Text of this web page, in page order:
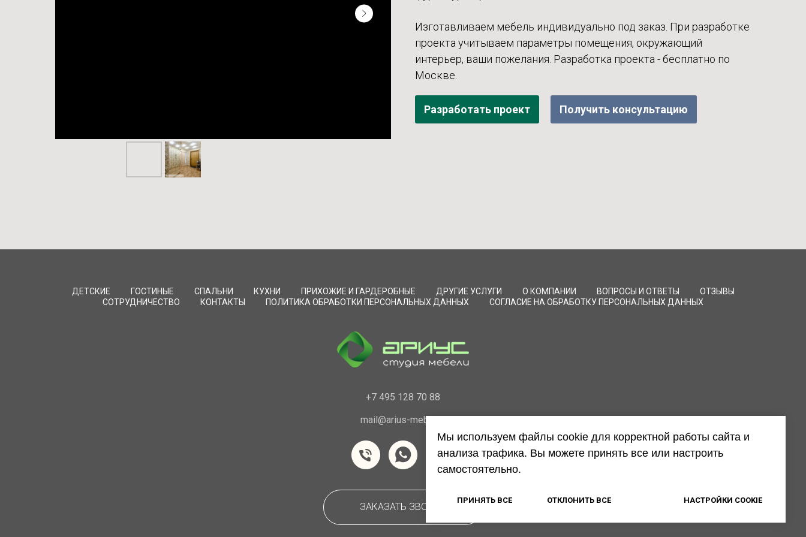
Изготавливаем мебель индивидуально под заказ. При разработке
проекта учитываем параметры помещения, окружающий
интерьер, ваши пожелания. Разработка проекта - бесплатно по
Москве.
Разработать проект Получить консультацию
ДЕТСКИЕ ГОСТИНЫЕ СПАЛЬНИ КУХНИ ПРИХОЖИЕ И ГАРДЕРОБНЫЕ ДРУГИЕ УСЛУГИ О КОМПАНИИ ВОПРОСЫ И ОТВЕТЫ
ОТЗЫВЫ
СОТРУДНИЧЕСТВО
КОНТАКТЫ ПОЛИТИКА ОБРАБОТКИ ПЕРСОНАЛЬНЫХ ДАННЫХ СОГЛАСИЕ НА ОБРАБОТКУ ПЕРСОНАЛЬНЫХ ДАННЫХ
+7 495 128 70 88
mail@arius-mebel.ru
ЗАКАЗАТЬ ЗВОНОК
Мы используем файлы cookie для корректной работы сайта и
анализа трафика. Вы можете принять все или настроить
самостоятельно.
ПРИНЯТЬ ВСЕ ОТКЛОНИТЬ ВСЕ НАСТРОЙКИ COOKIE